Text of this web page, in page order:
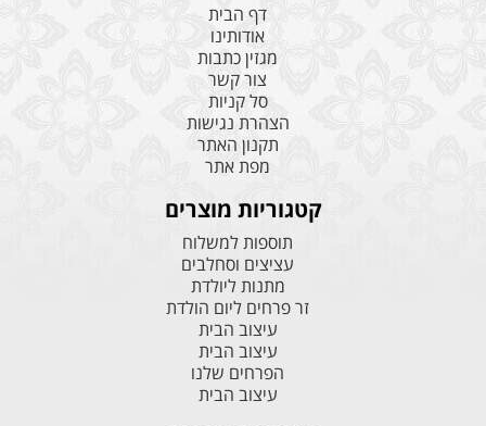
דף הבית
אודותינו
מגזין כתבות
צור קשר
סל קניות
הצהרת נגישות
תקנון האתר
מפת אתר
קטגוריות מוצרים
תוספות למשלוח
עציצים וסחלבים
מתנות ליולדת
זר פרחים ליום הולדת
עיצוב הבית
עיצוב הבית
הפרחים שלנו
עיצוב הבית